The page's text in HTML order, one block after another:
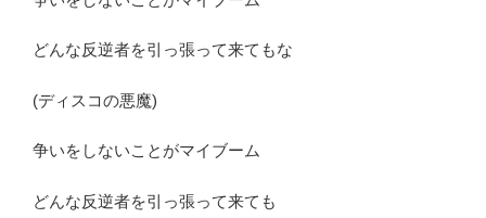
どんな反逆者を引っ張って来てもな
(ディスコの悪魔)
争いをしないことがマイブーム
どんな反逆者を引っ張って来ても